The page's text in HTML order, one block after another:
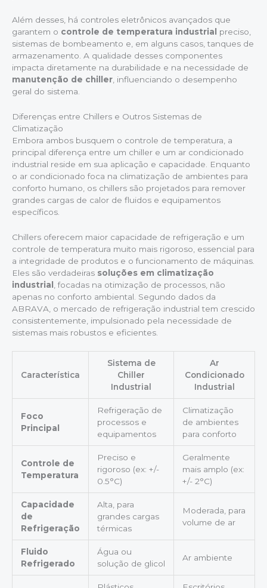
Além desses, há controles eletrônicos avançados que
garantem o controle de temperatura industrial
preciso,
sistemas de bombeamento e, em alguns casos, tanques de
armazenamento. A qualidade desses componentes
impacta diretamente na durabilidade e na necessidade de
manutenção de chiller , influenciando o desempenho
geral do sistema.
Diferenças entre Chillers e Outros Sistemas de
Climatização
Embora ambos busquem o controle de temperatura, a
principal diferença entre um chiller e um ar condicionado
industrial reside em sua aplicação e capacidade. Enquanto
o ar condicionado foca na climatização de ambientes para
conforto humano, os chillers são projetados para remover
grandes cargas de calor de fluidos e equipamentos
específicos.
Chillers oferecem maior capacidade de refrigeração e um
controle de temperatura muito mais rigoroso, essencial para
a integridade de produtos e o funcionamento de máquinas.
Eles são verdadeiras soluções em climatização
industrial , focadas na otimização de processos, não
apenas no conforto ambiental. Segundo dados da
ABRAVA, o mercado de refrigeração industrial tem crescido
consistentemente, impulsionado pela necessidade de
sistemas mais robustos e eficientes.
Característica
Sistema de
Chiller
Industrial
Ar
Condicionado
Industrial
Foco
Principal
Refrigeração de
processos e
equipamentos
Climatização
de ambientes
para conforto
Controle de
Temperatura
Preciso e
rigoroso (ex: +/-
0.5°C)
Geralmente
mais amplo (ex:
+/- 2°C)
Capacidade
de
Refrigeração
Alta, para
grandes cargas
térmicas
Moderada, para
volume de ar
Fluido
Refrigerado
Água ou
solução de glicol
Ar ambiente